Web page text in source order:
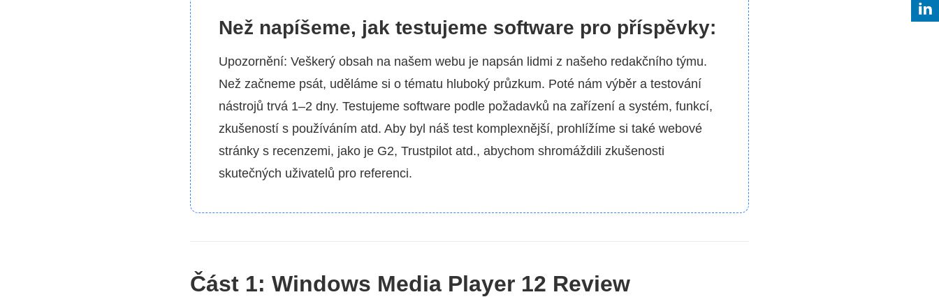
Než napíšeme, jak testujeme software pro příspěvky:
Upozornění: Veškerý obsah na našem webu je napsán lidmi z našeho redakčního týmu.
Než začneme psát, uděláme si o tématu hluboký průzkum. Poté nám výběr a testování
nástrojů trvá 1–2 dny. Testujeme software podle požadavků na zařízení a systém, funkcí,
zkušeností s používáním atd. Aby byl náš test komplexnější, prohlížíme si také webové
stránky s recenzemi, jako je G2, Trustpilot atd., abychom shromáždili zkušenosti
skutečných uživatelů pro referenci.
Část 1: Windows Media Player 12 Review